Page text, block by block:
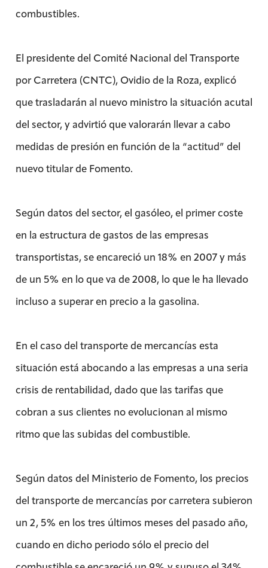
combustibles.
El presidente del Comité Nacional del Transporte
por Carretera (CNTC), Ovidio de la Roza, explicó
que trasladarán al nuevo ministro la situación acutal
del sector, y advirtió que valorarán llevar a cabo
medidas de presión en función de la “actitud” del
nuevo titular de Fomento.
Según datos del sector, el gasóleo, el primer coste
en la estructura de gastos de las empresas
transportistas, se encareció un 18% en 2007 y más
de un 5% en lo que va de 2008, lo que le ha llevado
incluso a superar en precio a la gasolina.
En el caso del transporte de mercancías esta
situación está abocando a las empresas a una seria
crisis de rentabilidad, dado que las tarifas que
cobran a sus clientes no evolucionan al mismo
ritmo que las subidas del combustible.
Según datos del Ministerio de Fomento, los precios
del transporte de mercancías por carretera subieron
un 2, 5% en los tres últimos meses del pasado año,
cuando en dicho periodo sólo el precio del